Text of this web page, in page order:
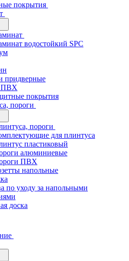
покрытия
водостойкий SPC
придверные
ПВХ
покрытия
пороги
пороги
для плинтуса
пластиковый
алюминиевые
ПВХ
напольные
по уходу за напольными
доска